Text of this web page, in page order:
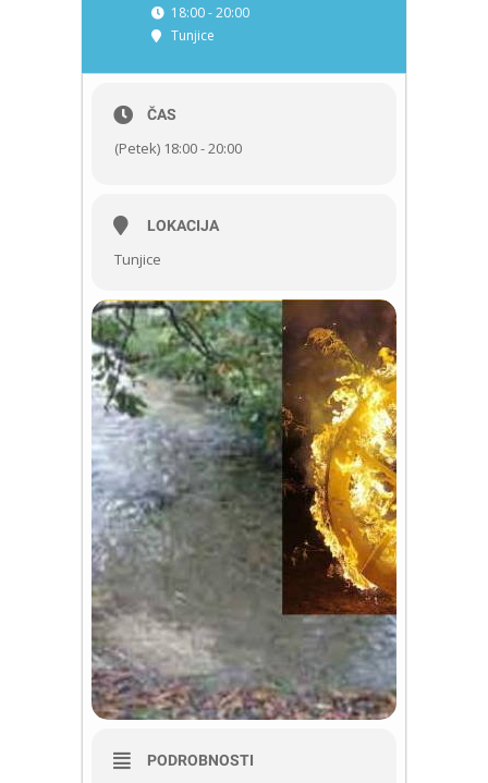
18:00 - 20:00
Tunjice
ČAS
(Petek) 18:00 - 20:00
LOKACIJA
Tunjice
PODROBNOSTI